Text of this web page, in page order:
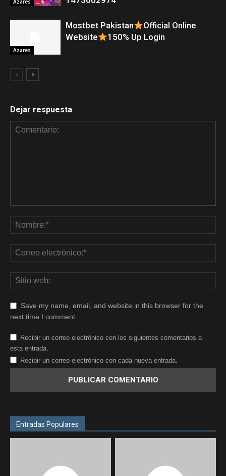
Azares
Mostbet Pakistan
Official Online
Website
150% Up Login
Dejar respuesta
Save my name, email, and website in this browser for the
next time I comment.
Recibir un correo electrónico con los siguientes comentarios a
esta entrada.
Recibir un correo electrónico con cada nueva entrada.
Entradas Populares